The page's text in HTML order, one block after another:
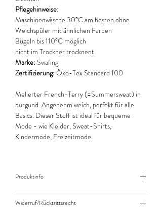
Pflegehinweise:
Maschinenwäsche 30°C am besten ohne
Weichspüler mit ähnlichen Farben
Bügeln bis 110°C möglich
nicht im Trockner trocknent
Marke: Swafing
Zertifizierung: Öko-Tex Standard 100
Melierter French-Terry (=Summersweat) in
burgund. Angenehm weich, perfekt für alle
Basics. Dieser Stoff ist ideal für bequeme
Mode - wie Kleider, Sweat-Shirts,
Kindermode, Freizeitmode.
Produktinfo
10cm (0,1m) Länge des Stoffes.
Widerruf/Rücktrittsrecht